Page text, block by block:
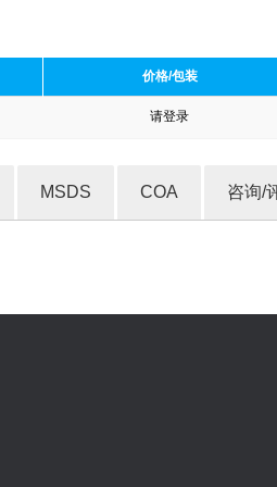
价格/包装
请登录
MSDS COA 咨询/